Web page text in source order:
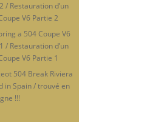
/ Restauration d’un
V6 Partie 2
a 504 Coupe V6
/ Restauration d’un
V6 Partie 1
504 Break Riviera
in Spain / trouvé en
!!!